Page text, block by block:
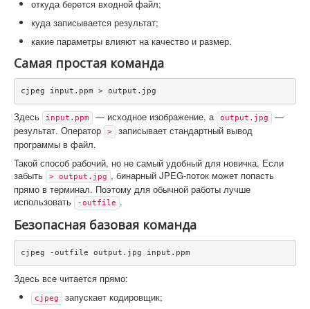
откуда берется входной файл;
куда записывается результат;
какие параметры влияют на качество и размер.
Самая простая команда
cjpeg input.ppm > output.jpg
Здесь input.ppm — исходное изображение, а output.jpg
—
результат. Оператор
>
записывает стандартный вывод
программы в файл.
Такой способ рабочий, но не самый удобный для новичка. Если
забыть
> output.jpg , бинарный JPEG-поток может попасть
прямо в терминал. Поэтому для обычной работы лучше
использовать
-outfile .
Безопасная базовая команда
cjpeg -outfile output.jpg input.ppm
Здесь все читается прямо:
cjpeg запускает кодировщик;